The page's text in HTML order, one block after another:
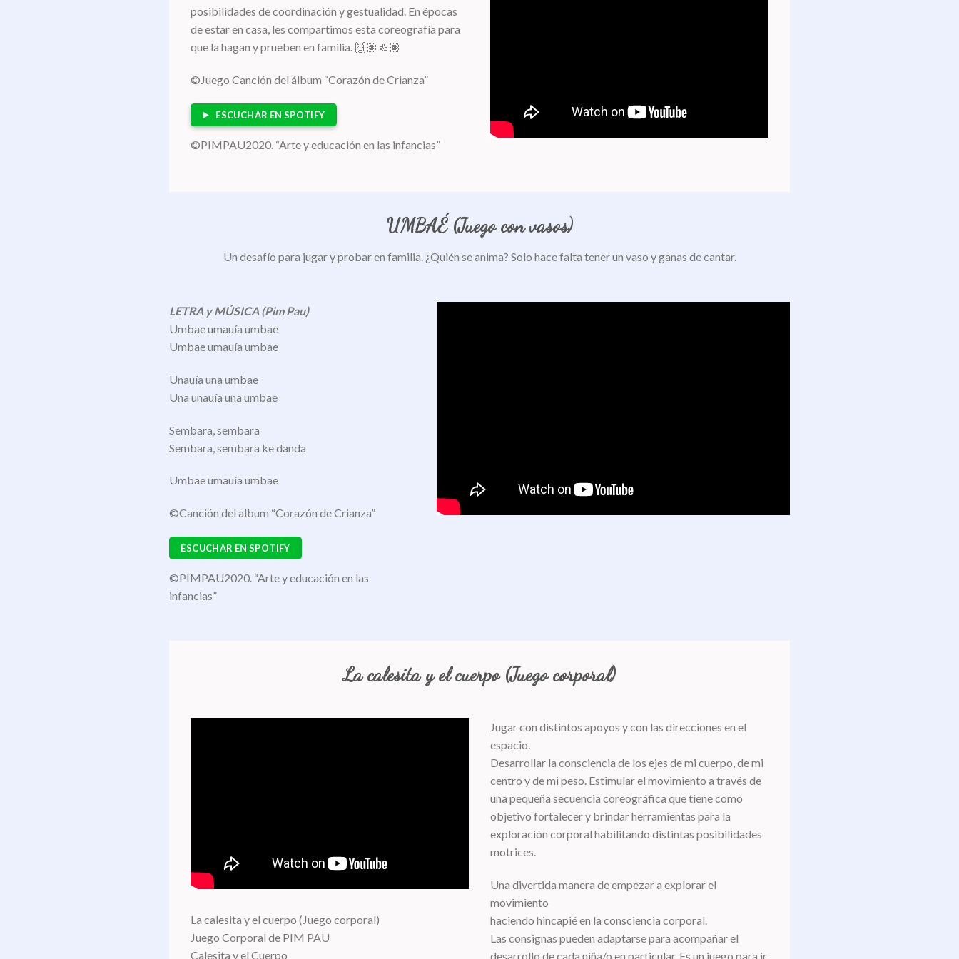
posibilidades de coordinación y gestualidad. En épocas
de estar en casa, les compartimos esta coreografía para
que la hagan y prueben en familia. 🙌🏽👍🏽
©️Juego Canción del álbum “Corazón de Crianza”
ESCUCHAR EN SPOTIFY
©️PIMPAU2020. “Arte y educación en las infancias”
UMBAÉ (Juego con vasos)
Un desafío para jugar y probar en familia. ¿Quién se anima? Solo hace falta tener un vaso y ganas de cantar.
LETRA y MÚSICA (Pim Pau)
Umbae umauía umbae
Umbae umauía umbae
Unauía una umbae
Una unauía una umbae
Sembara, sembara
Sembara, sembara ke danda
Umbae umauía umbae
©️Canción del album “Corazón de Crianza”
ESCUCHAR EN SPOTIFY
©️PIMPAU2020. “Arte y educación en las
infancias”
La calesita y el cuerpo (Juego corporal)
La calesita y el cuerpo (Juego corporal)
Juego Corporal de PIM PAU
Calesita y el Cuerpo
Jugar con distintos apoyos y con las direcciones en el
espacio.
Desarrollar la consciencia de los ejes de mi cuerpo, de mi
centro y de mi peso. Estimular el movimiento a través de
una pequeña secuencia coreográfica que tiene como
objetivo fortalecer y brindar herramientas para la
exploración corporal habilitando distintas posibilidades
motrices.
Una divertida manera de empezar a explorar el
movimiento
haciendo hincapié en la consciencia corporal.
Las consignas pueden adaptarse para acompañar el
desarrollo de cada niña/o en particular. Es un juego para ir